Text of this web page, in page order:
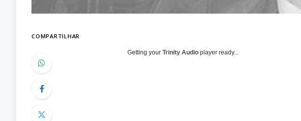
COMPARTILHAR
Getting yourTrinity Audio player ready...